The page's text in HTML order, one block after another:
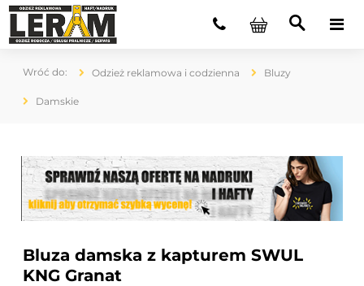
Odzież reklamowa i codzienna Bluzy
Damskie
Bluza damska z kapturem SWUL
KNG Granat